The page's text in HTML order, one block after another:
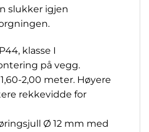
slukker igjen
klasse I
på vegg.
2,00 meter. Høyere
rekkevidde for
Ø 12 mm med